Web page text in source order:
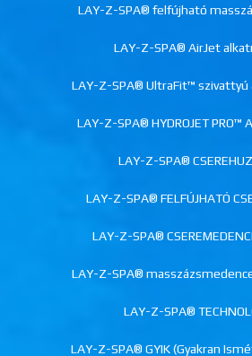
LAY-Z-SPA® felfújható
LAY-Z-SPA® AirJet
LAY-Z-SPA® UltraFit™ szivattyú
LAY-Z-SPA® HYDROJET PRO™
LAY-Z-SPA®
LAY-Z-SPA® FELFÚJHATÓ
LAY-Z-SPA®
LAY-Z-SPA® masszázsmedence
LAY-Z-SPA®
LAY-Z-SPA® GYIK (Gyakran